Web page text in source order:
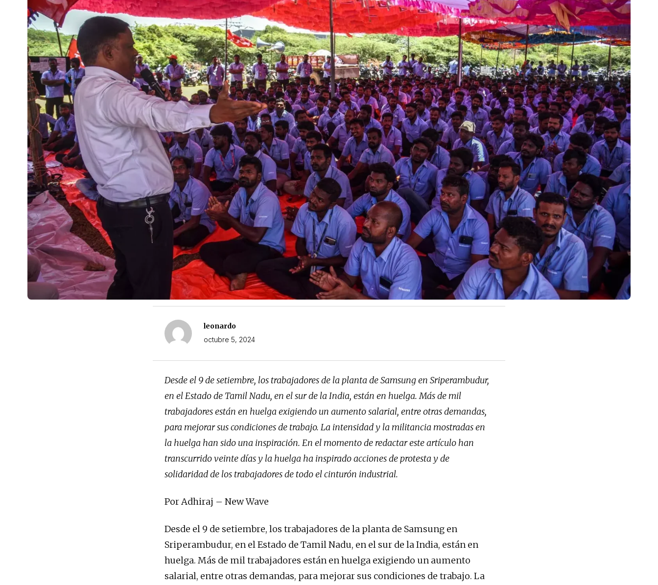
leonardo
octubre 5, 2024
Desde el 9 de setiembre, los trabajadores de la planta de Samsung en Sriperambudur,
en el Estado de Tamil Nadu, en el sur de la India, están en huelga. Más de mil
trabajadores están en huelga exigiendo un aumento salarial, entre otras demandas,
para mejorar sus condiciones de trabajo. La intensidad y la militancia mostradas en
la huelga han sido una inspiración. En el momento de redactar este artículo han
transcurrido veinte días y la huelga ha inspirado acciones de protesta y de
solidaridad de los trabajadores de todo el cinturón industrial.
Por Adhiraj – New Wave
Desde el 9 de setiembre, los trabajadores de la planta de Samsung en
Sriperambudur, en el Estado de Tamil Nadu, en el sur de la India, están en
huelga. Más de mil trabajadores están en huelga exigiendo un aumento
salarial, entre otras demandas, para mejorar sus condiciones de trabajo. La